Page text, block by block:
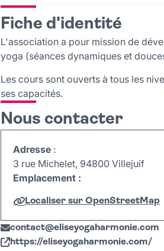
Fiche d'identité
L'association a pour mission de
yoga (séances dynamiques et
Les cours sont ouverts à tous les
ses capacités.
Nous contacter
Adresse :
3 rue Michelet, 94800 Villejuif
Emplacement :
Localiser sur OpenStreetMap
+
−
contact@eliseyogaharmonie.com
https://eliseyogaharmonie.com/